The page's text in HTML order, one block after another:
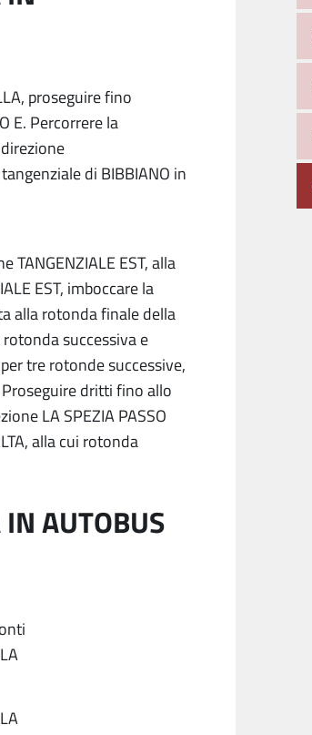
proseguire fino
E. Percorrere la
di BIBBIANO in
EST, alla
EST, imboccare la
alla rotonda finale della
rotonda successiva e
per tre rotonde successive,
dritti fino allo
LA SPEZIA PASSO
alla cui rotonda
IN AUTOBUS